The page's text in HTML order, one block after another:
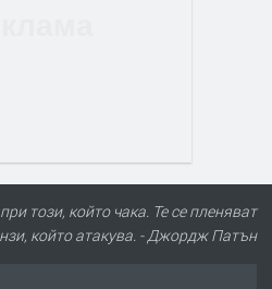
този, който чака. Те се пленяват
който атакува. - Джордж Патън